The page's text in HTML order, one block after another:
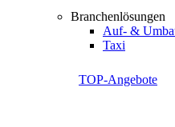
Branchenlösungen
Auf- &
Taxi
TOP-Angebote